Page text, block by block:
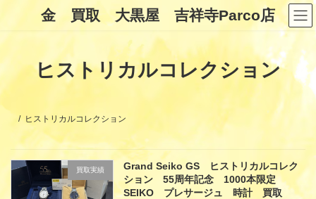
ン
キ
ッ
ー
に
移
金 買取 大黒屋 吉祥寺Parco店
ヒストリカルコレクション
ヒストリカルコレクション
買取実績
Grand Seiko GS ヒストリカルコレク
ション 55周年記念 1000本限定
SEIKO プレサージュ 時計 買取